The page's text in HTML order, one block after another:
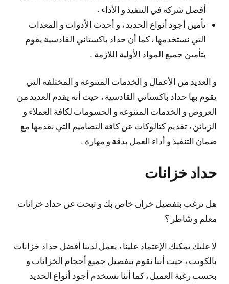
أفضل شركة في التنفيذ و الأداء .
تأمين أجود أنواع الحديد ، و أحدث الأدوات و المعدات
التي نستخدمها ، كما أن حداد باكستاني القادسية يقوم
بتأمين جميع المواد الأولية اللازمة .
و العديد من الأعمال و الخدمات المتنوعة و المختلفة التي
يقوم بها حداد باكستاني القادسية ، حيث أنه يقدم العديد من
العروض و الخدمات المتنوعة و الحسومات لكافة العملاء و
الزبائن ، تقديم كتالوكات عن كافة التصاميم التي نقدمها مع
ضمان التنفيذ و أداء العمل بدقة و مهارة .
حداد خزانات
هل ترغب بتفصيل خران خاص بك و تبحث عن حداد خزانات
معلم و شاطر ؟
لا عليك يمكنك الإعتماد علينا ، يعمل لدينا أفضل حداد خزانات
بالكويت ، حيث أننا نقوم بنفصيل جميع أحجام الخزانات و
بحسب رغبة العميل ، كما أننا نستخدم أجود أنواع الحديد